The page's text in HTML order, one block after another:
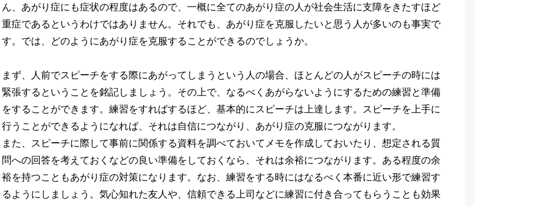
ん、あがり症にも症状の程度はあるので、一概に全てのあがり症の人が社会生活に支障をきたすほど
重症であるというわけではありません。それでも、あがり症を克服したいと思う人が多いのも事実で
す。では、どのようにあがり症を克服することができるのでしょうか。
まず、人前でスピーチをする際にあがってしまうという人の場合、ほとんどの人がスピーチの時には
緊張するということを銘記しましょう。その上で、なるべくあがらないようにするための練習と準備
をすることができます。練習をすればするほど、基本的にスピーチは上達します。スピーチを上手に
行うことができるようになれば、それは自信につながり、あがり症の克服につながります。
また、スピーチに際して事前に関係する資料を調べておいてメモを作成しておいたり、想定される質
問への回答を考えておくなどの良い準備をしておくなら、それは余裕につながります。ある程度の余
裕を持つこともあがり症の対策になります。なお、練習をする時にはなるべく本番に近い形で練習す
るようにしましょう。気心知れた友人や、信頼できる上司などに練習に付き合ってもらうことも効果